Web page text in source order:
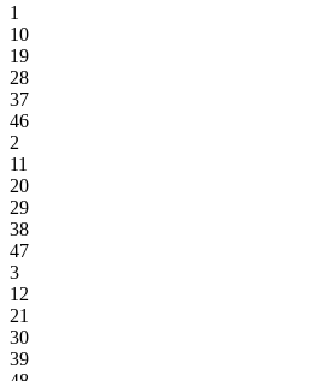
1
10
19
28
37
46
2
11
20
29
38
47
3
12
21
30
39